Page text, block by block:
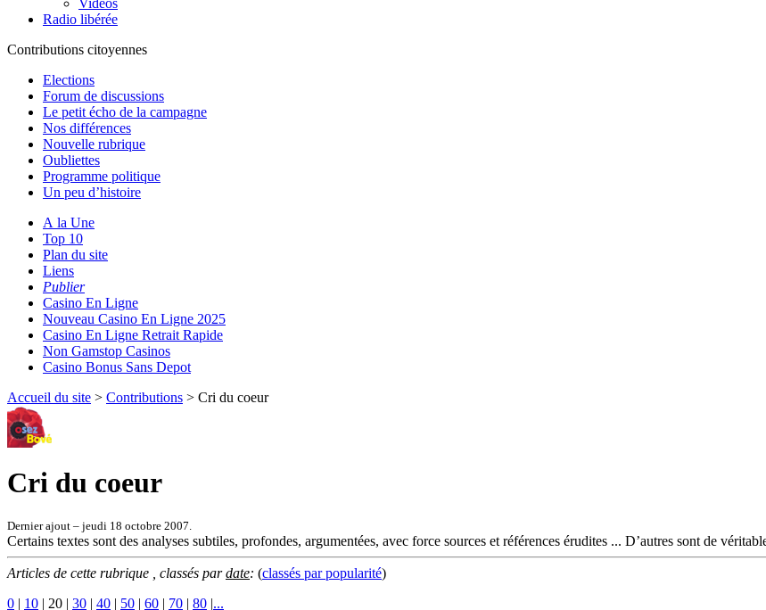
Vidéos
Radio libérée
Contributions citoyennes
Elections
Forum de discussions
Le petit écho de la campagne
Nos différences
Nouvelle rubrique
Oubliettes
Programme politique
Un peu d’histoire
A la Une
Top 10
Plan du site
Liens
Publier
Casino En Ligne
Nouveau Casino En Ligne 2025
Casino En Ligne Retrait Rapide
Non Gamstop Casinos
Casino Bonus Sans Depot
Accueil du site > Contributions > Cri du coeur
Cri du coeur
Dernier ajout – jeudi 18 octobre 2007.
Certains textes sont des analyses subtiles, profondes, argumentées, avec force sources et références érudites ... D’autres sont de
Articles de cette rubrique , classés pardate: (classés parpopularité)
0 | 10 | 20 | 30 | 40 | 50 | 60 | 70 | 80 |...